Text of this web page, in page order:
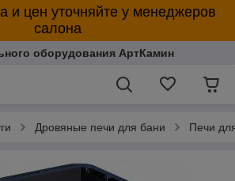
и цен уточняйте у менеджеров
салона
оборудования АртКамин
Дровяные печи для бани Печи